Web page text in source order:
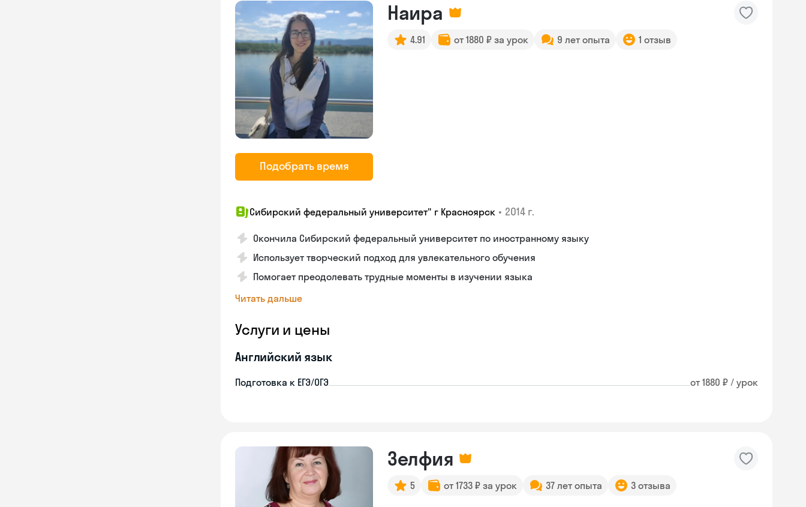
Подобрать время
Наира
4.91 от 1880 ₽ за урок 9 лет опыта 1 отзыв
Сибирский федеральный университет" г Красноярск • 2014 г.
Окончила Сибирский федеральный университет по иностранному языку
Использует творческий подход для увлекательного обучения
Помогает преодолевать трудные моменты в изучении языка
Читать дальше
Услуги и цены
Английский язык
Подготовка к ЕГЭ/ОГЭ от 1880 ₽ / урок
Зелфия
5 от 1733 ₽ за урок 37 лет опыта 3 отзыва